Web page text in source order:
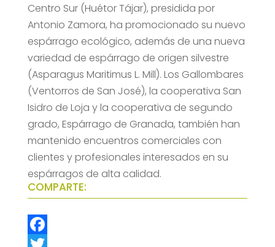
Centro Sur (Huétor Tájar), presidida por
Antonio Zamora, ha promocionado su nuevo
espárrago ecológico, además de una nueva
variedad de espárrago de origen silvestre
(Asparagus Maritimus L. Mill). Los Gallombares
(Ventorros de San José), la cooperativa San
Isidro de Loja y la cooperativa de segundo
grado, Espárrago de Granada, también han
mantenido encuentros comerciales con
clientes y profesionales interesados en su
espárragos de alta calidad.
COMPARTE:
F